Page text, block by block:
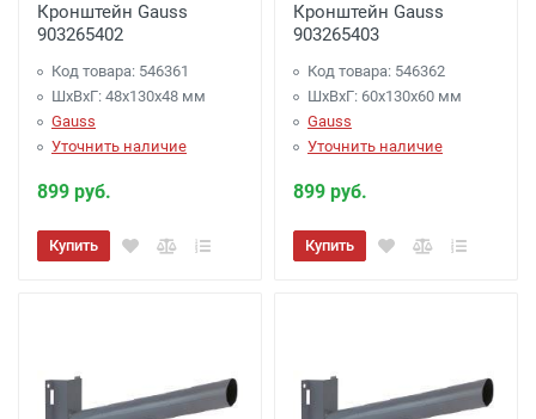
Кронштейн Gauss
903265402
Код товара: 546361
ШхВхГ: 48x130x48 мм
Gauss
Уточнить наличие
899 руб.
Купить
Кронштейн Gauss
903265403
Код товара: 546362
ШхВхГ: 60x130x60 мм
Gauss
Уточнить наличие
899 руб.
Купить